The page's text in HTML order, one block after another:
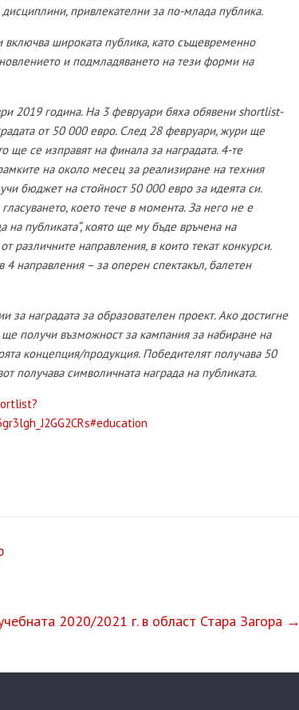
привлекателни за по-млада публика.
широката публика, като същевременно
и подмладяването на тези форми на
2019 година. На 3 февруари бяха обявени shortlist-
от 50 000 евро. След 28 февруари, жури ще
ще се изправят на финала за наградата. 4-те
на около месец за реализиране на техния
бюджет на стойност 50 000 евро за идеята си.
което тече в момента. За него не е
публиката“, която ще му бъде връчена на
различните направления, в които текат конкурси.
направления – за оперен спектакъл, балетен
наградата за образователен проект. Ако достигне
получи възможност за кампания за набиране на
концепция/продукция. Победителят получава 50
получава символичната награда на публиката.
2020/2021 г. в област Стара Загора →